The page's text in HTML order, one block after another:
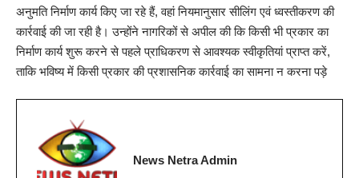
अनुमति निर्माण कार्य किए जा रहे हैं, वहां नियमानुसार सीलिंग एवं ध्वस्तीकरण की
कार्रवाई की जा रही है। उन्होंने नागरिकों से अपील की कि किसी भी प्रकार का
निर्माण कार्य शुरू करने से पहले प्राधिकरण से आवश्यक स्वीकृतियां प्राप्त करें,
ताकि भविष्य में किसी प्रकार की प्रशासनिक कार्रवाई का सामना न करना पड़े
News Netra Admin